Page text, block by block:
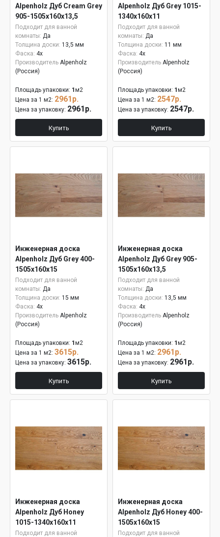
Alpenholz Дуб Cream Grey
905-1505х160х13,5
Подходит для ванной
комнаты: Да
Толщина доски: 13,5 мм
Фаска: 4x
Производитель Alpenholz
(Россия)
Площадь упаковки: 1 м2
Цена за 1 м2: 2961р.
Цена за упаковку: 2961р.
Купить
Alpenholz Дуб Grey 1015-
1340х160х11
Подходит для ванной
комнаты: Да
Толщина доски: 11 мм
Фаска: 4x
Производитель Alpenholz
(Россия)
Площадь упаковки: 1 м2
Цена за 1 м2: 2547р.
Цена за упаковку: 2547р.
Купить
Инженерная доска
Alpenholz Дуб Grey 400-
1505х160х15
Подходит для ванной
комнаты: Да
Толщина доски: 15 мм
Фаска: 4x
Производитель Alpenholz
(Россия)
Площадь упаковки: 1 м2
Цена за 1 м2: 3615р.
Цена за упаковку: 3615р.
Купить
Инженерная доска
Alpenholz Дуб Grey 905-
1505х160х13,5
Подходит для ванной
комнаты: Да
Толщина доски: 13,5 мм
Фаска: 4x
Производитель Alpenholz
(Россия)
Площадь упаковки: 1 м2
Цена за 1 м2: 2961р.
Цена за упаковку: 2961р.
Купить
Инженерная доска
Alpenholz Дуб Honey
1015-1340х160х11
Подходит для ванной
Инженерная доска
Alpenholz Дуб Honey 400-
1505х160х15
Подходит для ванной